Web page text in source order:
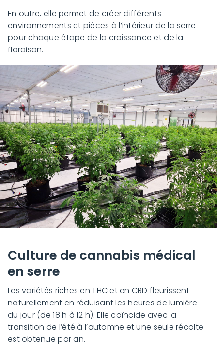
En outre, elle permet de créer différents
environnements et pièces à l’intérieur de la serre
pour chaque étape de la croissance et de la
floraison.
Culture de cannabis médical
en serre
Les variétés riches en THC et en CBD fleurissent
naturellement en réduisant les heures de lumière
du jour (de 18 h à 12 h). Elle coïncide avec la
transition de l’été à l’automne et une seule récolte
est obtenue par an.